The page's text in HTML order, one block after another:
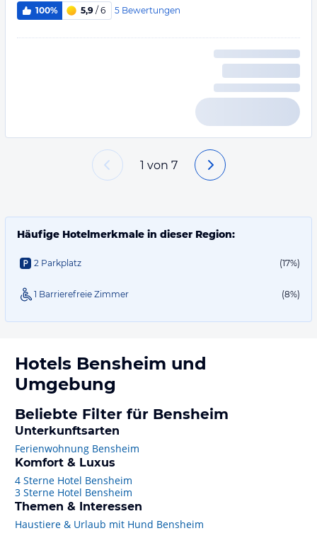
100% 5,9 / 6 5 Bewertungen
1 von 7
Häufige Hotelmerkmale in dieser Region:
2 Parkplatz (17%)
1 Barrierefreie Zimmer (8%)
Hotels Bensheim und
Umgebung
Beliebte Filter für Bensheim
Unterkunftsarten
Ferienwohnung Bensheim
Komfort & Luxus
4 Sterne Hotel Bensheim
3 Sterne Hotel Bensheim
Themen & Interessen
Haustiere & Urlaub mit Hund Bensheim